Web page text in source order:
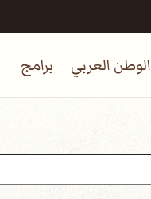
الوطن العربي برامج